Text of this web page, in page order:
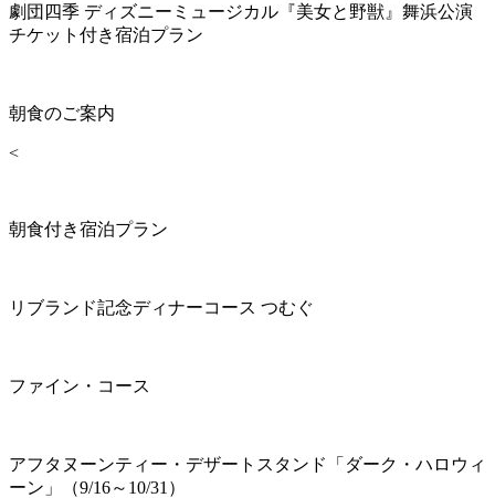
劇団四季 ディズニーミュージカル『美女と野獣』舞浜公演
チケット付き宿泊プラン
朝食のご案内
<
朝食付き宿泊プラン
リブランド記念ディナーコース つむぐ
ファイン・コース
アフタヌーンティー・デザートスタンド「ダーク・ハロウィ
ーン」（9/16～10/31）